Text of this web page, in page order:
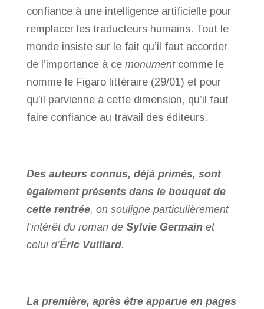
confiance à une intelligence artificielle pour
remplacer les traducteurs humains. Tout le
monde insiste sur le fait qu’il faut accorder
de l’importance à ce monumentcomme le
nomme le Figaro littéraire (29/01) et pour
qu’il parvienne à cette dimension, qu’il faut
faire confiance au travail des éditeurs.
Des auteurs connus, déjà primés, sont
également présents dans le bouquet de
cette rentrée, on souligne particulièrement
l’intérêt du roman de Sylvie Germainet
celui d’Éric Vuillard.
La première, après être apparue en pages